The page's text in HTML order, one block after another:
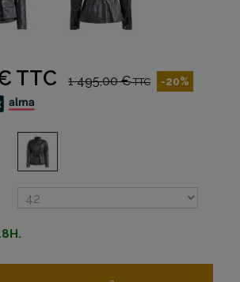
TTC 1 495,00 €TTC -20%